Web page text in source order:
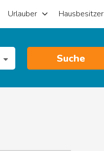
Urlauber Hausbesitzer
Suche